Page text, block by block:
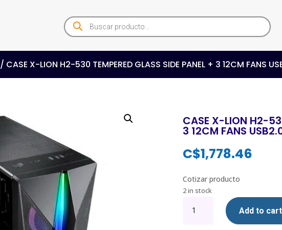
Products
search
/ CASE X-LION H2-530 TEMPERED GLASS SIDE PANEL + 3 12CM FANS
CASE X-LION H2-
3 12CM FANS
C$1,778.46
Cotizar producto
2 in stock
Add to cart